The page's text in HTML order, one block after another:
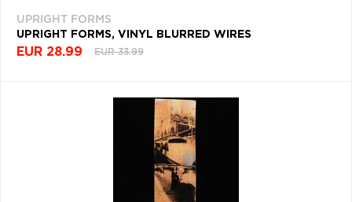
UPRIGHT FORMS
UPRIGHT FORMS, VINYL BLURRED WIRES
EUR 28.99 EUR 33.99